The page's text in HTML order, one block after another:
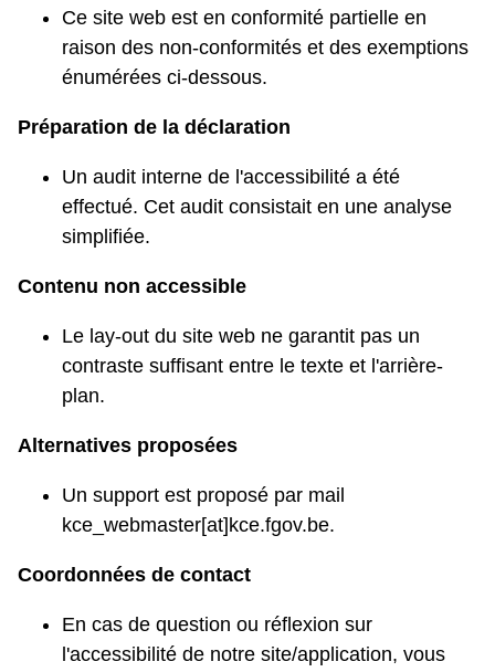
Ce site web est en conformité partielle en
raison des non-conformités et des exemptions
énumérées ci-dessous.
Préparation de la déclaration
Un audit interne de l'accessibilité a été
effectué. Cet audit consistait en une analyse
simplifiée.
Contenu non accessible
Le lay-out du site web ne garantit pas un
contraste suffisant entre le texte et l'arrière-
plan.
Alternatives proposées
Un support est proposé par mail
kce_webmaster[at]kce.fgov.be.
Coordonnées de contact
En cas de question ou réflexion sur
l'accessibilité de notre site/application, vous